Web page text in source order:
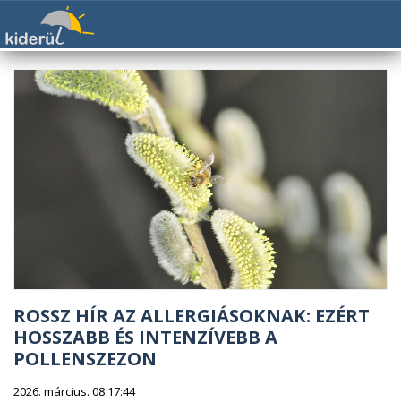
ROSSZ HÍR AZ ALLERGIÁSOKNAK: EZÉRT
HOSSZABB ÉS INTENZÍVEBB A
POLLENSZEZON
2026. március. 08 17:44